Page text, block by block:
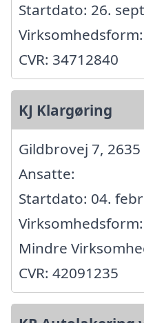
Startdato: 26.
CVR: 34712840
KJ Klargøring
Gildbrovej 7,
Ansatte:
Startdato: 04.
Mindre
CVR: 42091235